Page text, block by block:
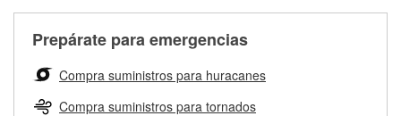
partes de reemplazo correctas para tu reparación.
Rectificación de tambores y discos de freno
Prepárate para emergencias
Compra suministros para huracanes
Compra suministros para tornados